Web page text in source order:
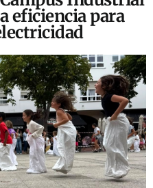
eficiencia para